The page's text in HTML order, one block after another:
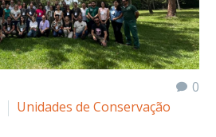
0
Unidades de Conservação